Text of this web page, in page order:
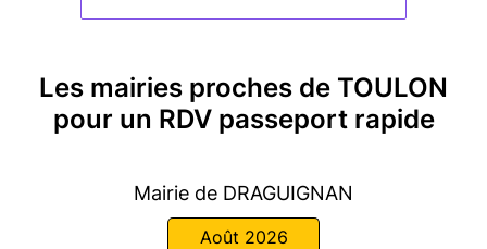
Les mairies proches de TOULON
pour un RDV passeport rapide
Mairie de DRAGUIGNAN
Août 2026